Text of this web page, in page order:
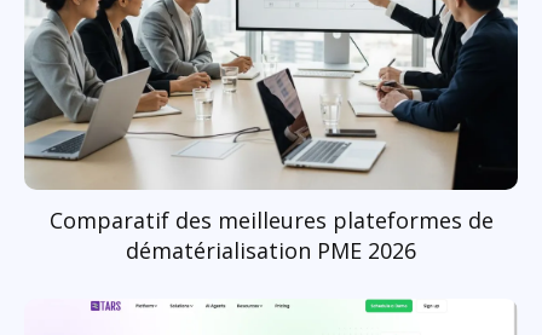
Comparatif des meilleures plateformes de
dématérialisation PME 2026